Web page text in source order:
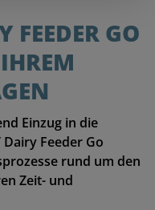
FEEDER GO
Einzug in die
Feeder Go
rund um den
Zeit- und